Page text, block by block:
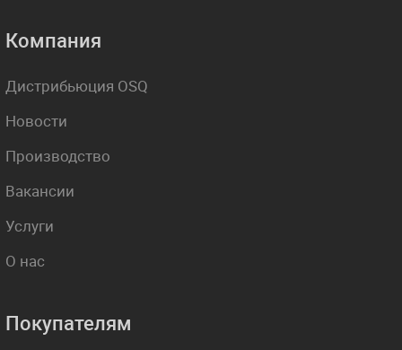
Компания
Дистрибьюция OSQ
Новости
Производство
Вакансии
Услуги
О нас
Покупателям